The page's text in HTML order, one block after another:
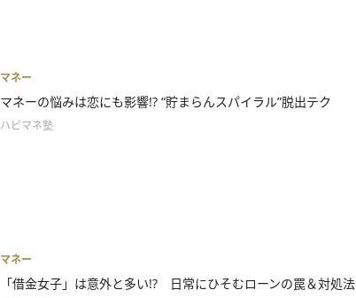
マネー
マネーの悩みは恋にも影響!? “貯まらんスパイラル”脱出テク
ハピマネ塾
マネー
「借金女子」は意外と多い!? 日常にひそむローンの罠＆対処法